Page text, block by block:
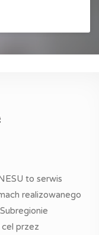
to serwis
realizowanego
przez